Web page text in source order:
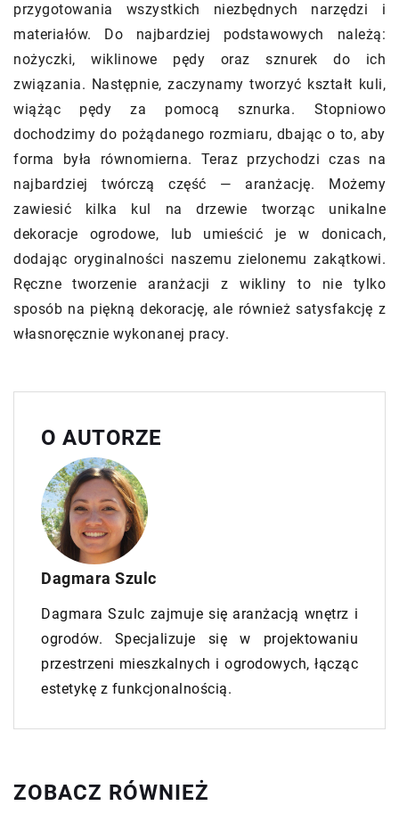
przygotowania wszystkich niezbędnych narzędzi i
materiałów. Do najbardziej podstawowych należą:
nożyczki, wiklinowe pędy oraz sznurek do ich
związania. Następnie, zaczynamy tworzyć kształt kuli,
wiążąc pędy za pomocą sznurka. Stopniowo
dochodzimy do pożądanego rozmiaru, dbając o to, aby
forma była równomierna. Teraz przychodzi czas na
najbardziej twórczą część — aranżację. Możemy
zawiesić kilka kul na drzewie tworząc unikalne
dekoracje ogrodowe, lub umieścić je w donicach,
dodając oryginalności naszemu zielonemu zakątkowi.
Ręczne tworzenie aranżacji z wikliny to nie tylko
sposób na piękną dekorację, ale również satysfakcję z
własnoręcznie wykonanej pracy.
O AUTORZE
Dagmara Szulc
Dagmara Szulc zajmuje się aranżacją wnętrz i
ogrodów. Specjalizuje się w projektowaniu
przestrzeni mieszkalnych i ogrodowych, łącząc
estetykę z funkcjonalnością.
ZOBACZ RÓWNIEŻ